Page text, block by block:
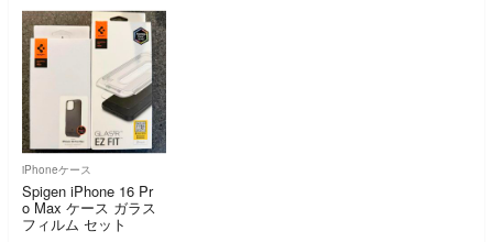
iPhoneケース
Spigen iPhone 16 Pr
o Max ケース ガラス
フィルム セット